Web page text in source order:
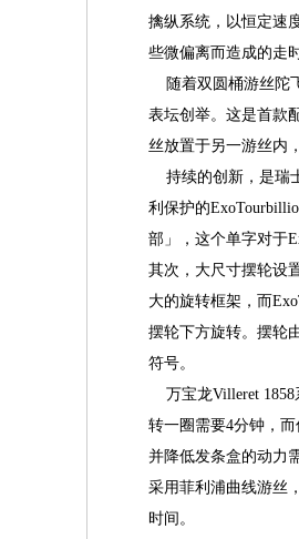
擒纵系统，以恒定速
些微偏离而造成的走
随着双圆桶游丝陀
表坛创举。这是首款
丝放置于另一游丝内
持续的创新，是瑞
利保护的
部」，这个单字对于
其次，大尺寸摆轮设
大的旋转框架，而
摆轮下方旋转。摆轮
符号。
万宝龙Villeret 1858
转一圈需要4分钟，
并降低发条盒的动力
采用菲利浦曲线游丝
时间。